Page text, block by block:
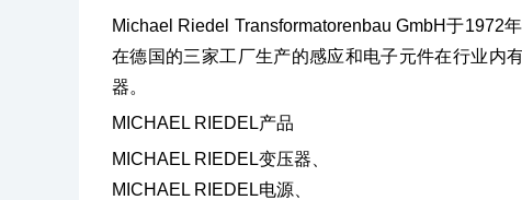
Michael Riedel Transformatorenbau GmbH于1972
在德国的三家工厂生产的感应和电子元件在行业内
器。
MICHAEL RIEDEL产品
MICHAEL RIEDEL变压器、
MICHAEL RIEDEL电源、